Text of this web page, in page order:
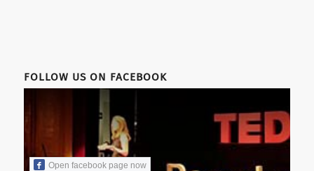
FOLLOW US ON FACEBOOK
Open facebook page now